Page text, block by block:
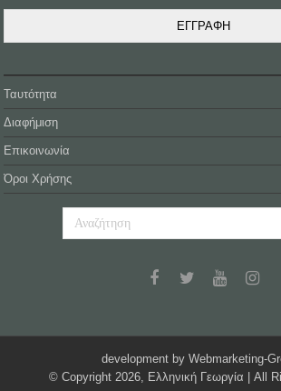
ΕΓΓΡΑΦΗ
Ταυτότητα
Διαφήμιση
Επικοινωνία
Όροι Χρήσης
development by Webmarketing-
© Copyright 2026, Ελληνική Γεωργία | All